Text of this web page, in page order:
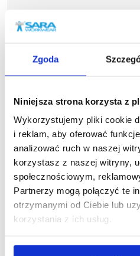
Zgoda
Niniejsza strona korzysta z
Wykorzystujemy pliki cookie
i reklam, aby oferować
analizować ruch w naszej
korzystasz z naszej witryny,
społecznościowym,
Partnerzy mogą połączyć te
otrzymanymi od Ciebie lub
korzystania z ich usług.
Podobne